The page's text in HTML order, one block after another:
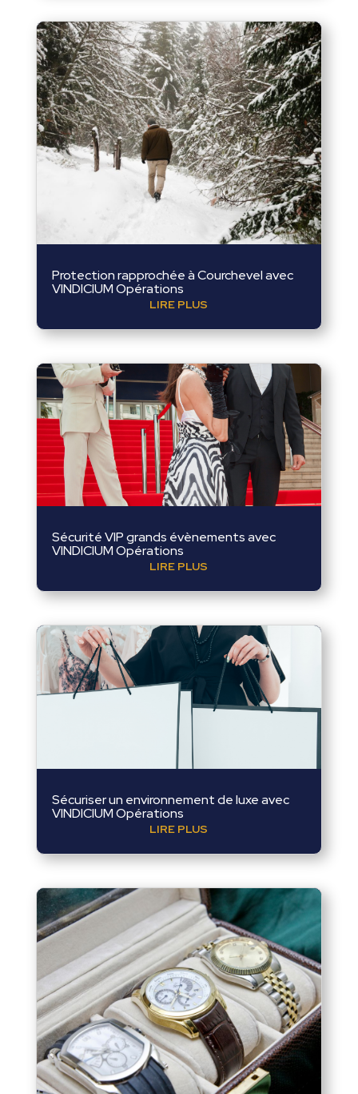
Protection rapprochée à Courchevel avec
VINDICIUM Opérations
LIRE PLUS
Sécurité VIP grands évènements avec
VINDICIUM Opérations
LIRE PLUS
Sécuriser un environnement de luxe avec
VINDICIUM Opérations
LIRE PLUS